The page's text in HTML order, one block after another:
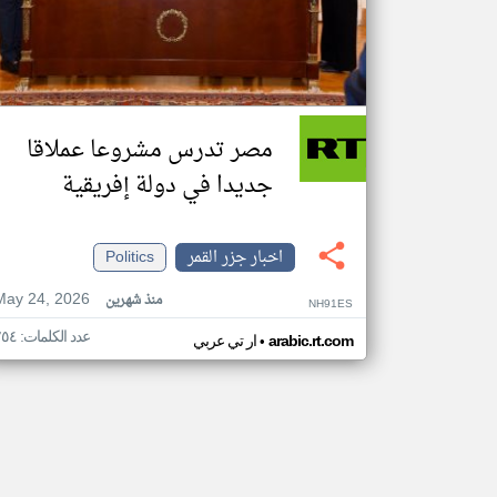
مصر تدرس مشروعا عملاقا
جديدا في دولة إفريقية
اخبار جزر القمر
Politics
24, 2026
منذ شهرين NH91ES
ار تي عربي• arabic.rt.com عدد الكلمات: ٢٥٤